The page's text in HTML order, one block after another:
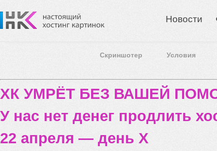
Новости
Скриншотер Условия
ХК УМРЁТ БЕЗ ВАШЕЙ
У нас нет денег продлить
22 апреля — день X